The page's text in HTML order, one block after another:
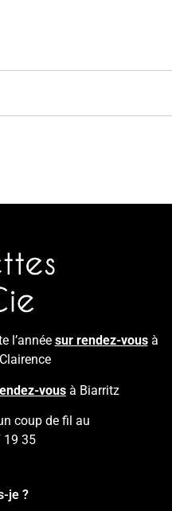
l’année sur rendez-vousà
vous à Biarritz
coup de fil au
19 35
je ?